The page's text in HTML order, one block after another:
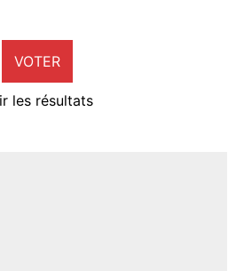
VOTER
les résultats